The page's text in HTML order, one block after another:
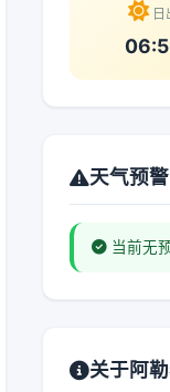
日
天气预警
当前无
关于阿